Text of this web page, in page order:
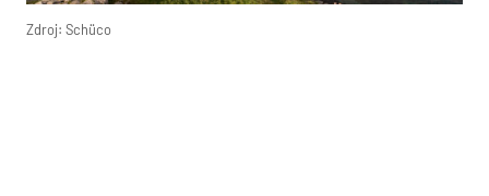
Zdroj: Schüco